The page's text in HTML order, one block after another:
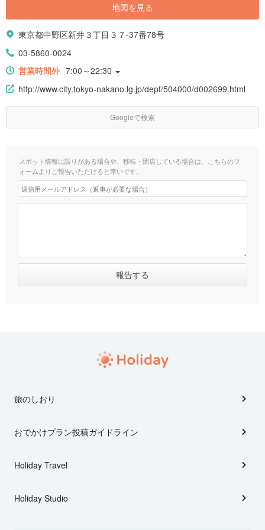
地図を見る
東京都中野区新井３丁目３７-37番78号
03-5860-0024
営業時間外 7:00～22:30
http://www.city.tokyo-nakano.lg.jp/dept/504000/d002699.html
Googleで検索
スポット情報に誤りがある場合や、移転・閉店している場合は、こちらのフ
ォームよりご報告いただけると幸いです。
旅のしおり
おでかけプラン投稿ガイドライン
Holiday Travel
Holiday Studio